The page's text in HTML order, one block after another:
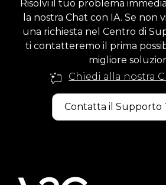
Risolvi il tuo problema
la nostra Chat con IA. Se non
una richiesta nel Centro di
ti contatteremo il prima
migliore
Chiedi alla nostra
Contatta il Supporto